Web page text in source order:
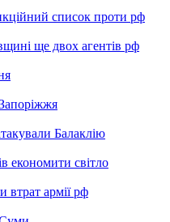
список проти рф
ще двох агентів рф
Балаклію
економити світло
втрат армії рф